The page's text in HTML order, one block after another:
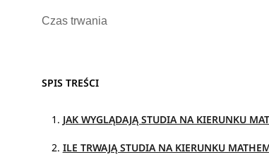
Czas trwania
SPIS TREŚCI
JAK WYGLĄDAJĄ STUDIA NA KIERUNKU
ILE TRWAJĄ STUDIA NA KIERUNKU